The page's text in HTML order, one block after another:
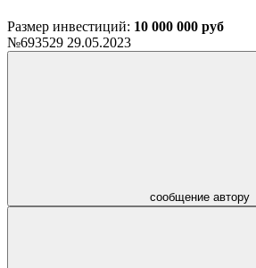
Размер инвестиций: 10 000 000 руб
№693529 29.05.2023
сообщение автору